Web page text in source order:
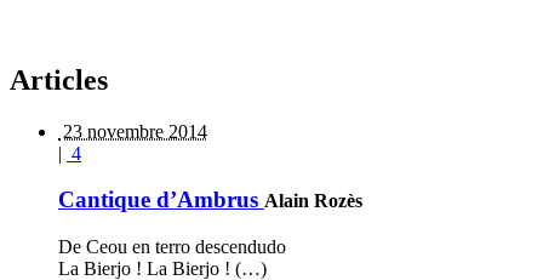
Articles
23 novembre 2014
| 4
Cantique d’Ambrus Alain Rozès
De Ceou en terro descendudo
La Bierjo ! La Bierjo ! (…)